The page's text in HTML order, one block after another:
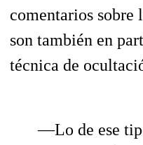
comentarios sobre
son también en
técnica de
—Lo de ese